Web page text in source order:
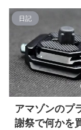
で一気に寒くなり
もちょっと秋仕様
るんだけど、今ま
ップが大きいから
めっちゃ寒い！ 流
だ温度が高めなの
織るとちょっと暑
すが、帰る頃だと
パーカーくらいで
じになってそうで
日記
アマゾンのプ
謝祭で何かを